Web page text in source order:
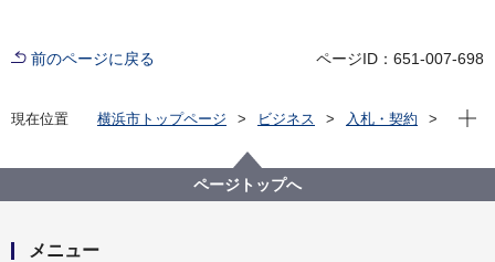
前のページに戻る ページID：651-007-698
現在位置 横浜市トップページ ビジネス
入札・契約
【入札結果掲載】【公募型指名競争入札】市立学校プ
ール清掃業務委託（その3）
現在
ページトップへ
メニュー